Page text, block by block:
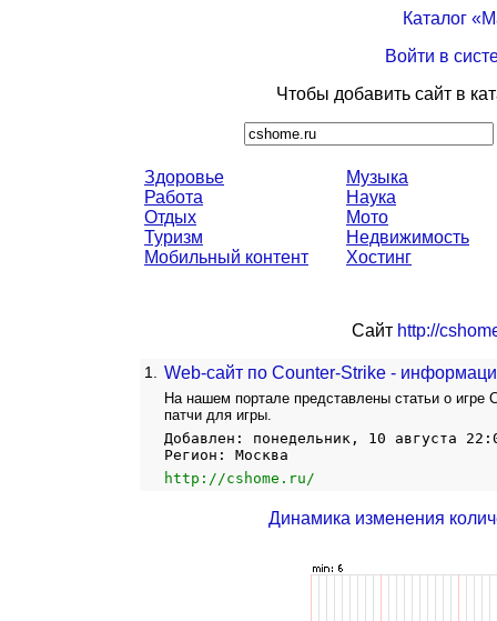
Каталог
Войти в
Чтобы добавить сайт в
Здоровье
Работа
Отдых
Туризм
Мобильный контент
Музыка
Наука
Мото
Недвижимость
Хостинг
Сайт http://
1. Web-сайт по Counter-Strike -
На нашем портале представлены статьи о
патчи для игры.
Добавлен: понедельник, 10 августа
Регион: Москва
http://cshome.ru/
Динамика изменения